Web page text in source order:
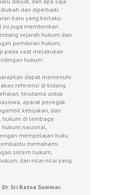
dan diperbaiki
baru yang berlaku
ini juga memberikan
sejarah hukum dan
pemikiran hukum,
pada saat melakukan
hukum.
dapat memenuhi
referensi di bidang
terutama untuk
aparat penegak
kebijakan, dan
hukum di lembaga
nasional,
mempelajari buku
memahami
sistem hukum,
dan nilai-nilai yang
Dr. Sri Ratna Suminar,